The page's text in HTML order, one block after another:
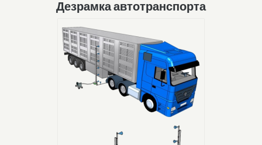
Дезрамка автотранспорта